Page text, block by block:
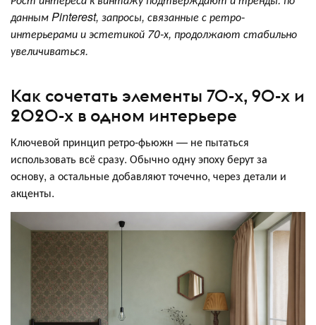
данным Pinterest, запросы, связанные с ретро-
интерьерами и эстетикой 70-х, продолжают стабильно
увеличиваться.
Как сочетать элементы 70-х, 90-х и
2020-х в одном интерьере
Ключевой принцип ретро-фьюжн — не пытаться
использовать всё сразу. Обычно одну эпоху берут за
основу, а остальные добавляют точечно, через детали и
акценты.